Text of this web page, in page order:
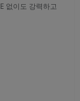
없이도 강력하고